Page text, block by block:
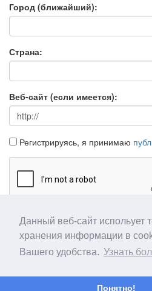
Данный веб-сайт испольует
хранения информации в
Вашего удобства. Узнать
Понятно!
Город (ближайший):
Страна:
Веб-сайт (если имеется):
Регистрируясь, я принимаю
Продолжить Отмена